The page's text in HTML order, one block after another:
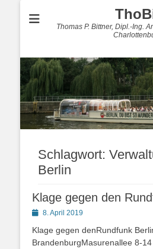
Thomas P. Bittner, Dipl.-Ing.
Schlagwort:
Berlin
Klage gegen den
Posted8. April 2019
Klage gegen denRundfunk
BrandenburgMasurenallee 8-